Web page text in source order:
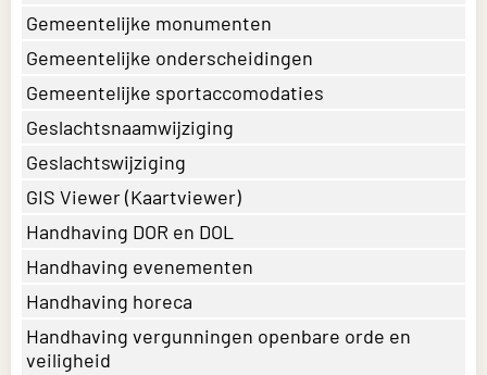
Gemeentelijke monumenten
Gemeentelijke onderscheidingen
Gemeentelijke sportaccomodaties
Geslachtsnaamwijziging
Geslachtswijziging
GIS Viewer (Kaartviewer)
Handhaving DOR en DOL
Handhaving evenementen
Handhaving horeca
Handhaving vergunningen openbare orde en
veiligheid